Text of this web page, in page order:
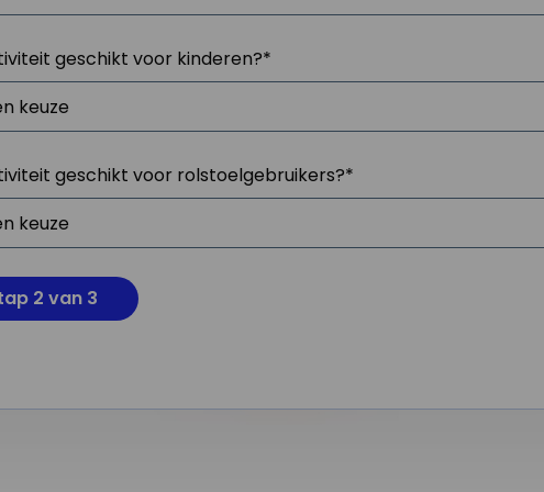
geschikt voor kinderen?*
geschikt voor rolstoelgebruikers?*